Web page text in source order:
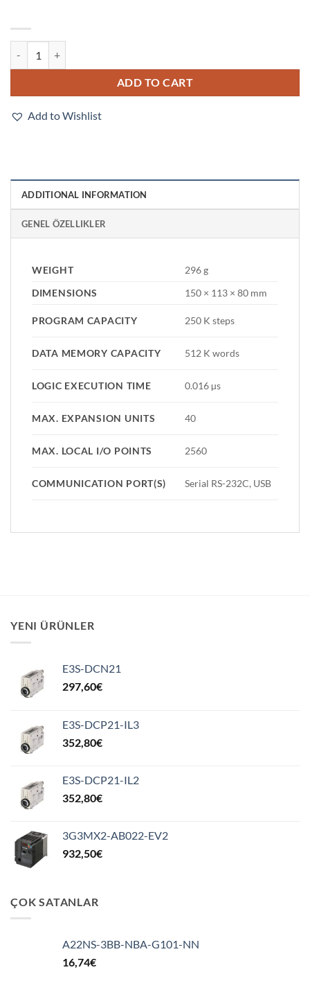
ADD TO CART
Add to Wishlist
ADDITIONAL INFORMATION
GENEL ÖZELLIKLER
WEIGHT
296 g
DIMENSIONS
150 × 113 × 80 mm
PROGRAM CAPACITY 250 K steps
DATA MEMORY CAPACITY 512 K words
LOGIC EXECUTION TIME 0.016 µs
MAX. EXPANSION UNITS 40
MAX. LOCAL I/O POINTS 2560
COMMUNICATION PORT(S) Serial RS-232C, USB
YENI ÜRÜNLER
E3S-DCN21
297,60€
E3S-DCP21-IL3
352,80€
E3S-DCP21-IL2
352,80€
3G3MX2-AB022-EV2
932,50€
ÇOK SATANLAR
A22NS-3BB-NBA-G101-NN
16,74€